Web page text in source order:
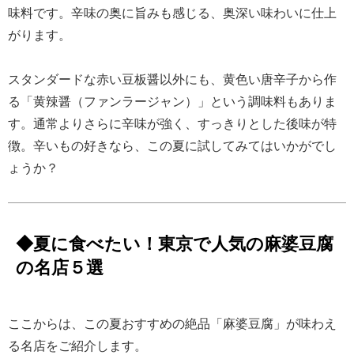
味料です。辛味の奥に旨みも感じる、奥深い味わいに仕上
がります。
スタンダードな赤い豆板醤以外にも、黄色い唐辛子から作
る「黄辣醤（ファンラージャン）」という調味料もありま
す。通常よりさらに辛味が強く、すっきりとした後味が特
徴。辛いもの好きなら、この夏に試してみてはいかがでし
ょうか？
◆夏に食べたい！東京で人気の麻婆豆腐
の名店５選
ここからは、この夏おすすめの絶品「麻婆豆腐」が味わえ
る名店をご紹介します。